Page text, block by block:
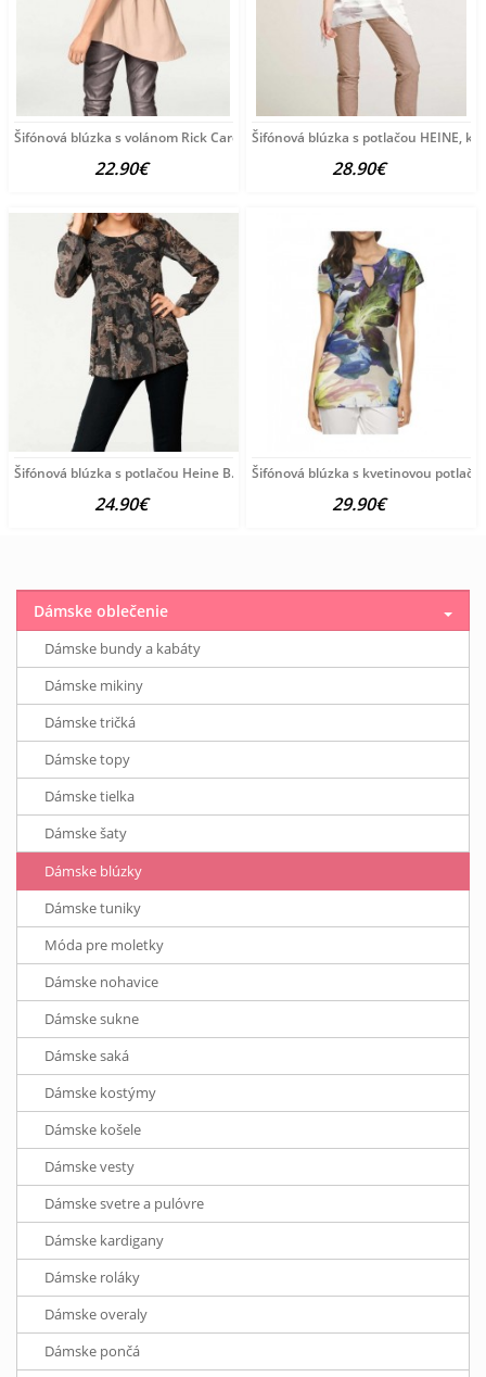
Šifónová blúzka s volánom Rick Cardona, púdrová
22.90€
Šifónová blúzka s potlačou HEINE,
28.90€
Šifónová blúzka s potlačou Heine B.C., čierno-farebná
24.90€
Šifónová blúzka s kvetinovou
29.90€
Dámske oblečenie
Dámske bundy a kabáty
Dámske mikiny
Dámske tričká
Dámske topy
Dámske tielka
Dámske šaty
Dámske blúzky
Dámske tuniky
Móda pre moletky
Dámske nohavice
Dámske sukne
Dámske saká
Dámske kostýmy
Dámske košele
Dámske vesty
Dámske svetre a pulóvre
Dámske kardigany
Dámske roláky
Dámske overaly
Dámske pončá